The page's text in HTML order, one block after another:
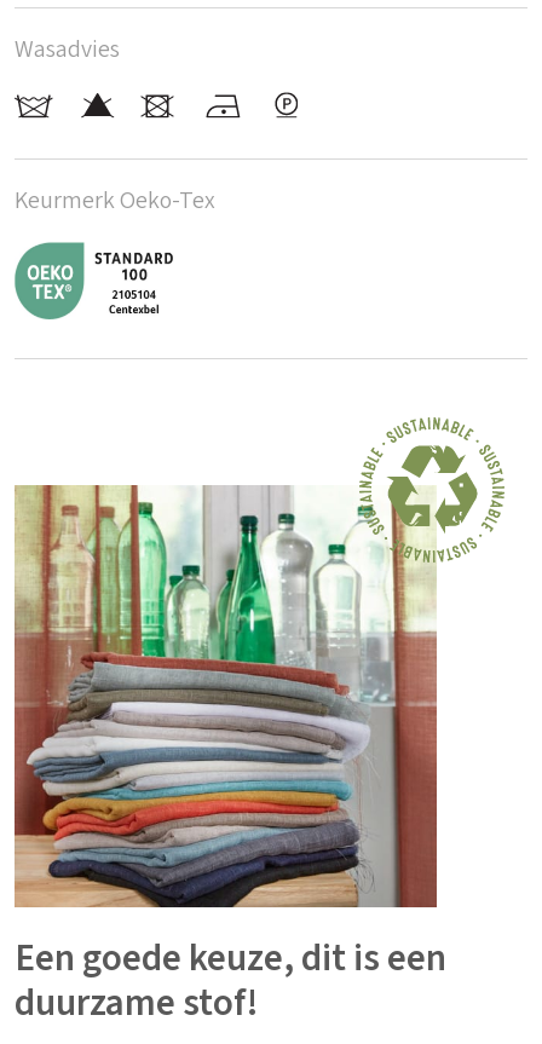
Wasadvies
Keurmerk Oeko-Tex
Een goede keuze, dit is een
duurzame stof!